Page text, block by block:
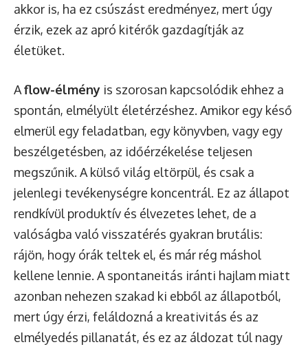
akkor is, ha ez csúszást eredményez, mert úgy
érzik, ezek az apró kitérők gazdagítják az
életüket.
Aflow-élmény is szorosan kapcsolódik ehhez a
spontán, elmélyült életérzéshez. Amikor egy késő
elmerül egy feladatban, egy könyvben, vagy egy
beszélgetésben, az időérzékelése teljesen
megszűnik. A külső világ eltörpül, és csak a
jelenlegi tevékenységre koncentrál. Ez az állapot
rendkívül produktív és élvezetes lehet, de a
valóságba való visszatérés gyakran brutális:
rájön, hogy órák teltek el, és már rég máshol
kellene lennie. A spontaneitás iránti hajlam miatt
azonban nehezen szakad ki ebből az állapotból,
mert úgy érzi, feláldozná a kreativitás és az
elmélyedés pillanatát, és ez az áldozat túl nagy